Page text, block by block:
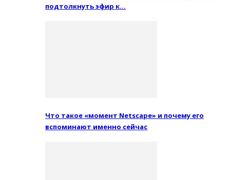
подтолкнуть эфир к…
Что такое «момент Netscape» и почему его
вспоминают именно сейчас